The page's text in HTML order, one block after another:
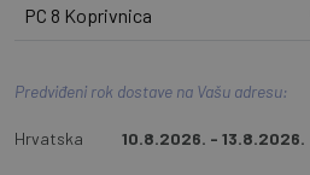
PC 8 Koprivnica
Predviđeni rok dostave na Vašu adresu:
Hrvatska 10.8.2026. - 13.8.2026.